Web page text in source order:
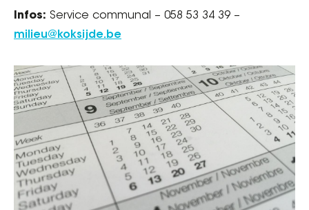
Infos: Service communal – 058 53 34 39 –
milieu@koksijde.be